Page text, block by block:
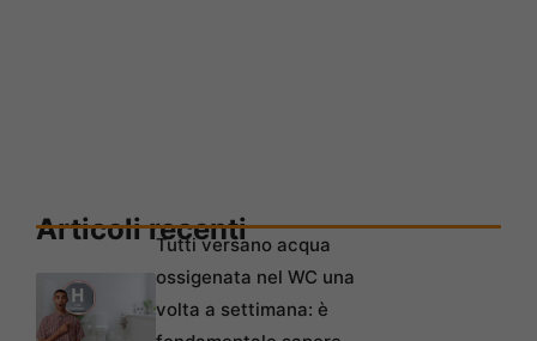
Articoli recenti
Tutti versano acqua
ossigenata nel WC una
volta a settimana: è